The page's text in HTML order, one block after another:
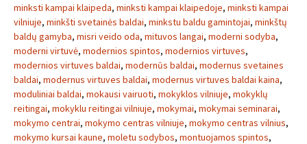
minksti kampai klaipeda, minksti kampai klaipedoje, minksti kampai
vilniuje, minkšti svetainės baldai, minkstu baldu gamintojai, minkštų
baldų gamyba, misri veido oda, mituvos langai, moderni sodyba,
moderni virtuvė, modernios spintos, modernios virtuves,
modernios virtuves baldai, modernūs baldai, modernus svetaines
baldai, modernus virtuves baldai, modernus virtuves baldai kaina,
moduliniai baldai, mokausi vairuoti, mokyklos vilniuje, mokyklų
reitingai, mokyklu reitingai vilniuje, mokymai, mokymai seminarai,
mokymo centrai, mokymo centras vilniuje, mokymo centras vilnius,
mokymo kursai kaune, moletu sodybos, montuojamos spintos,